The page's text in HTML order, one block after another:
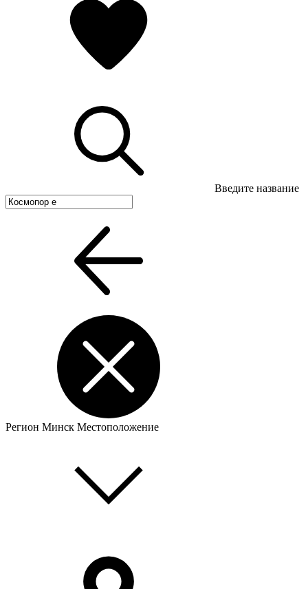
Введите название
Регион Минск Местоположение